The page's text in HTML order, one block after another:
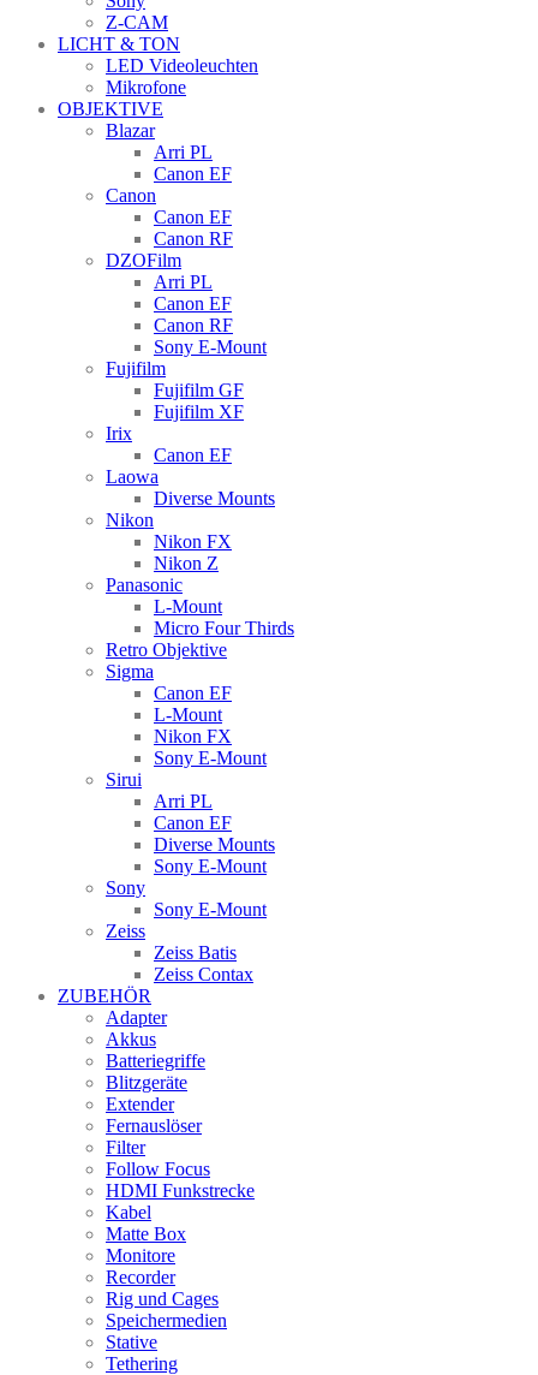
Z-CAM
LICHT & TON
LED Videoleuchten
Mikrofone
OBJEKTIVE
Blazar
Arri PL
Canon EF
Canon
Canon EF
Canon RF
DZOFilm
Arri PL
Canon EF
Canon RF
Sony E-Mount
Fujifilm
Fujifilm GF
Fujifilm XF
Irix
Canon EF
Laowa
Diverse Mounts
Nikon
Nikon FX
Nikon Z
Panasonic
L-Mount
Micro Four Thirds
Retro Objektive
Sigma
Canon EF
L-Mount
Nikon FX
Sony E-Mount
Sirui
Arri PL
Canon EF
Diverse Mounts
Sony E-Mount
Sony
Sony E-Mount
Zeiss
Zeiss Batis
Zeiss Contax
ZUBEHÖR
Adapter
Akkus
Batteriegriffe
Blitzgeräte
Extender
Fernauslöser
Filter
Follow Focus
HDMI Funkstrecke
Kabel
Matte Box
Monitore
Recorder
Rig und Cages
Speichermedien
Stative
Tethering